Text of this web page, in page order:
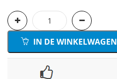
IN DE WINKELWAGEN